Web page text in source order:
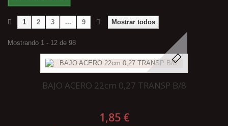
Mostrar todos
1 2 3 ... 9
Mostrando 1 - 12 de 98
BAJO ACERO 22cm 0,27 TRANSP B/8
1,85 €